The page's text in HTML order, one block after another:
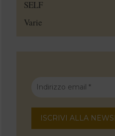
SELF
Varie